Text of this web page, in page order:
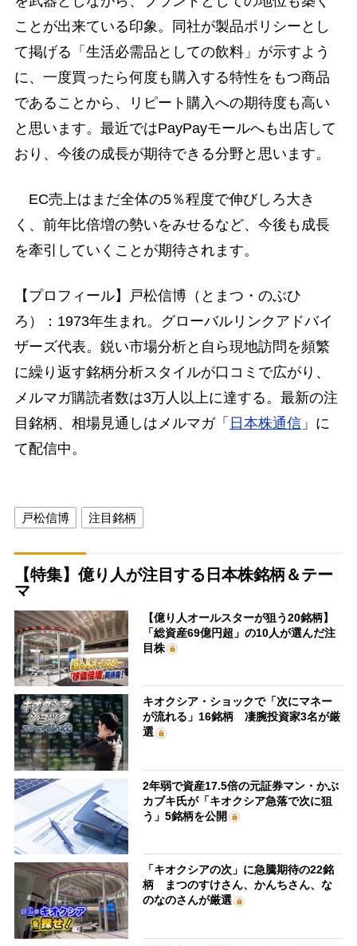
ことが出来ている印象。同社が製品ポリシーとし
て掲げる「生活必需品としての飲料」が示すよう
に、一度買ったら何度も購入する特性をもつ商品
であることから、リピート購入への期待度も高い
と思います。最近ではPayPayモールへも出店して
おり、今後の成長が期待できる分野と思います。
EC売上はまだ全体の5％程度で伸びしろ大き
く、前年比倍増の勢いをみせるなど、今後も成長
を牽引していくことが期待されます。
【プロフィール】戸松信博（とまつ・のぶひ
ろ）：1973年生まれ。グローバルリンクアドバイ
ザーズ代表。鋭い市場分析と自ら現地訪問を頻繁
に繰り返す銘柄分析スタイルが口コミで広がり、
メルマガ購読者数は3万人以上に達する。最新の注
目銘柄、相場見通しはメルマガ「 日本株通信」に
て配信中。
戸松信博 注目銘柄
【特集】億り人が注目する日本株銘柄＆テー
マ
【億り人オールスターが狙う20銘柄】
「総資産69億円超」の10人が選んだ注
目株
キオクシア・ショックで「次にマネー
が流れる」16銘柄 凄腕投資家3名が厳
選
2年弱で資産17.5倍の元証券マン・かぶ
カブキ氏が「キオクシア急落で次に狙
う」5銘柄を公開
「キオクシアの次」に急騰期待の22銘
柄 まつのすけさん、かんちさん、な
のなのさんが厳選